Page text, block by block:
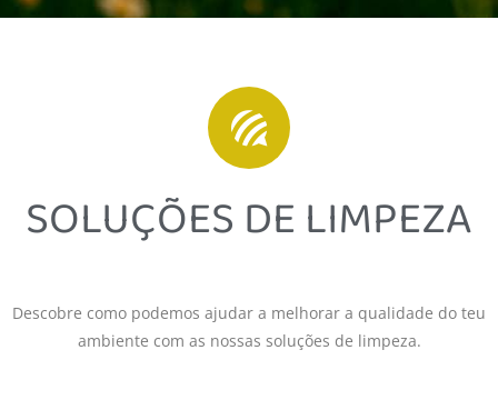
SOLUÇÕES DE LIMPEZA
Descobre como podemos ajudar a melhorar a qualidade do teu
ambiente com as nossas soluções de limpeza.